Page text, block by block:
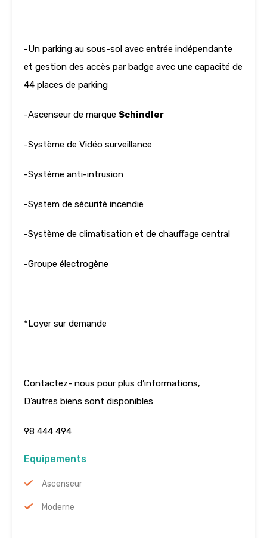
-Un parking au sous-sol avec entrée indépendante
et gestion des accès par badge avec une capacité de
44 places de parking
-Ascenseur de marque Schindler
-Système de Vidéo surveillance
-Système anti-intrusion
-System de sécurité incendie
-Système de climatisation et de chauffage central
-Groupe électrogène
*Loyer sur demande
Contactez- nous pour plus d’informations,
D’autres biens sont disponibles
98 444 494
Equipements
Ascenseur
Moderne